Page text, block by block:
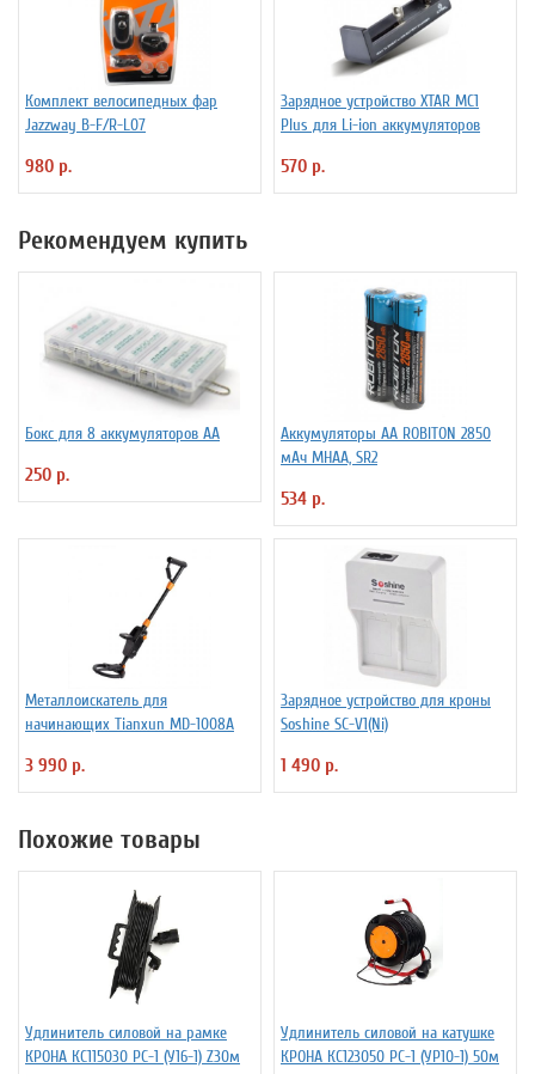
Комплект велосипедных фар
Jazzway B-F/R-L07
980 р.
Зарядное устройство XTAR MC1
Plus для Li-ion аккумуляторов
570 р.
Рекомендуем купить
Бокс для 8 аккумуляторов АА
250 р.
Аккумуляторы АА ROBITON 2850
мАч MHAA, SR2
534 р.
Металлоискатель для
начинающих Tianxun MD-1008A
3 990 р.
Зарядное устройство для кроны
Soshine SC-V1(Ni)
1 490 р.
Похожие товары
Удлинитель силовой на рамке
КРОНА КС115030 РС-1 (У16-1) Z30м
Удлинитель силовой на катушке
КРОНА КС123050 РС-1 (УР10-1) 50м